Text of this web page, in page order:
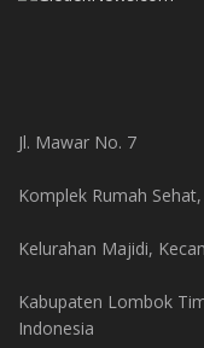
Jl. Mawar No. 7
Komplek Rumah
Kelurahan Majidi,
Kabupaten Lombok
Indonesia